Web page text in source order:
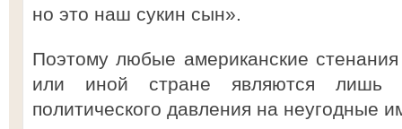
но это наш сукин сын».
Поэтому любые американские
или иной стране являются лишь
политического давления на неугодные